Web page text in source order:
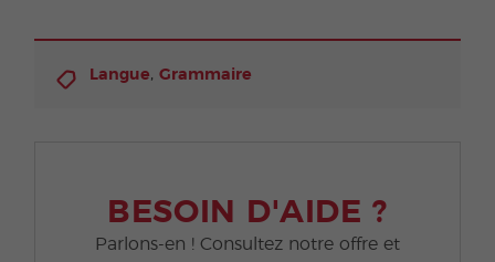
Langue, Grammaire
BESOIN D'AIDE ?
Parlons-en ! Consultez notre offre et